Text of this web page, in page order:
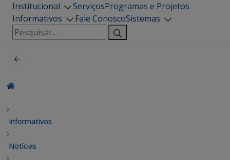
Institucional ServiçosProgramas e Projetos
Informativos
Fale ConoscoSistemas
Pesquisar
por:
Informativos
Notícias